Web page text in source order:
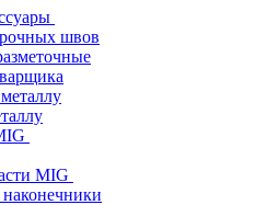
швов
MIG